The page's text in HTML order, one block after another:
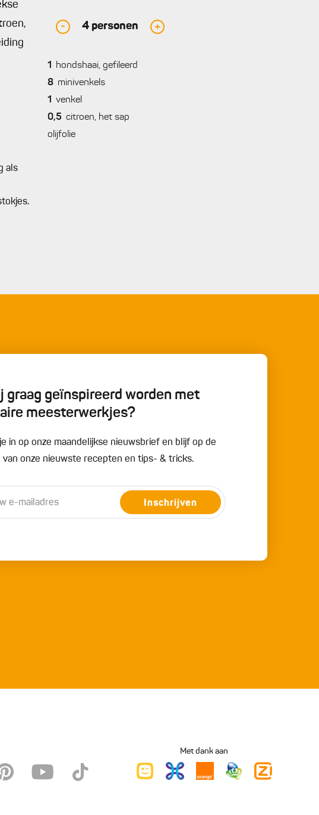
- 4 personen +
1
hondshaai, gefileerd
8 minivenkels
1
venkel
0,5 citroen, het sap
olijfolie
als
graag geïnspireerd worden met
meesterwerkjes?
in op onze maandelijkse nieuwsbrief en blijf op de
van onze nieuwste recepten en tips- & tricks.
Inschrijven
Met dank aan